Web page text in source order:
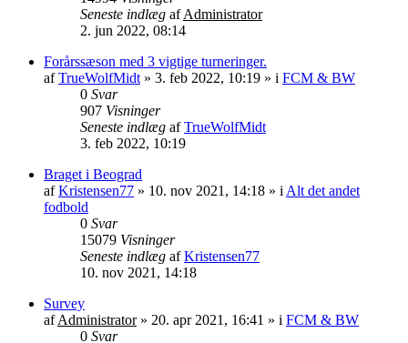
Seneste indlæg afAdministrator
2. jun 2022, 08:14
Forårssæson med 3 vigtige turneringer.
afTrueWolfMidt » 3. feb 2022, 10:19 » i FCM & BW
0 Svar
907 Visninger
Seneste indlæg afTrueWolfMidt
3. feb 2022, 10:19
Braget i Beograd
afKristensen77 » 10. nov 2021, 14:18 » i Alt det andet
fodbold
0 Svar
15079 Visninger
Seneste indlæg afKristensen77
10. nov 2021, 14:18
Survey
afAdministrator» 20. apr 2021, 16:41 » i FCM & BW
0 Svar